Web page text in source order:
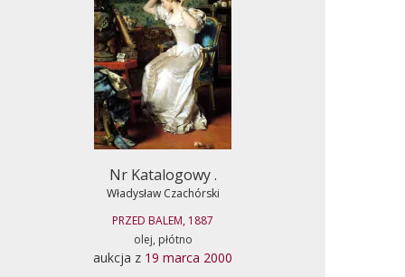
Nr Katalogowy .
Władysław Czachórski
PRZED BALEM, 1887
olej, płótno
aukcja z 19 marca 2000